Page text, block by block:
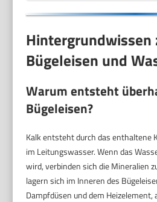
Hintergrundwissen
Bügeleisen und
Warum entsteht
Bügeleisen?
Kalk entsteht durch das enthaltene
im Leitungswasser. Wenn das
wird, verbinden sich die Mineralien
lagern sich im Inneren des
Dampfdüsen und dem Heizelement,